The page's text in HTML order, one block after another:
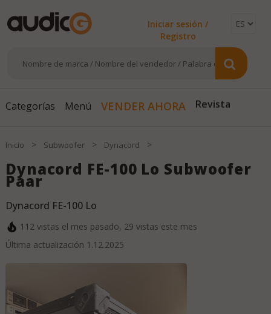
Iniciar sesión /
Registro
Categorías Menú VENDER AHORA Revista
Inicio > Subwoofer > Dynacord >
Dynacord FE-100 Lo Subwoofer
Paar
Dynacord FE-100 Lo
112vistas el mes pasado, 29 vistas este mes
Última actualización 1.12.2025